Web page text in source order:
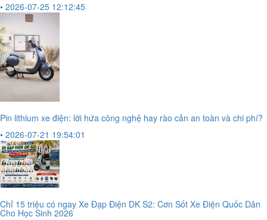
• 2026-07-25 12:12:45
Pin lithium xe điện: lời hứa công nghệ hay rào cản an toàn và chi phí?
• 2026-07-21 19:54:01
Chỉ 15 triệu có ngay Xe Đạp Điện DK S2: Cơn Sốt Xe Điện Quốc Dân
Cho Học Sinh 2026